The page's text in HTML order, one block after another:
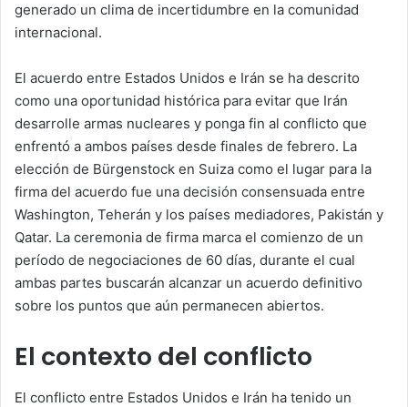
generado un clima de incertidumbre en la comunidad
internacional.
El acuerdo entre Estados Unidos e Irán se ha descrito
como una oportunidad histórica para evitar que Irán
desarrolle armas nucleares y ponga fin al conflicto que
enfrentó a ambos países desde finales de febrero. La
elección de Bürgenstock en Suiza como el lugar para la
firma del acuerdo fue una decisión consensuada entre
Washington, Teherán y los países mediadores, Pakistán y
Qatar. La ceremonia de firma marca el comienzo de un
período de negociaciones de 60 días, durante el cual
ambas partes buscarán alcanzar un acuerdo definitivo
sobre los puntos que aún permanecen abiertos.
El contexto del conflicto
El conflicto entre Estados Unidos e Irán ha tenido un